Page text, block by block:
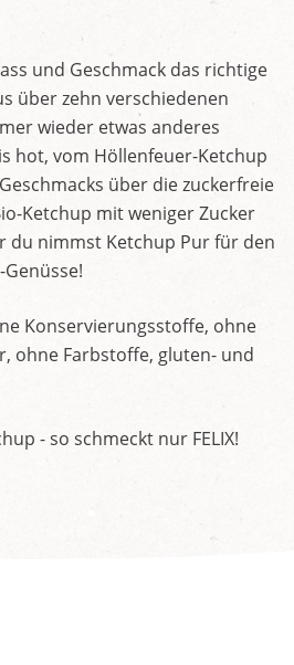
und Geschmack das richtige
über zehn verschiedenen
wieder etwas anderes
hot, vom Höllenfeuer-Ketchup
über die zuckerfreie
Ketchup mit weniger Zucker
du nimmst Ketchup Pur für den
Konservierungsstoffe, ohne
ohne Farbstoffe, gluten- und
- so schmeckt nur FELIX!